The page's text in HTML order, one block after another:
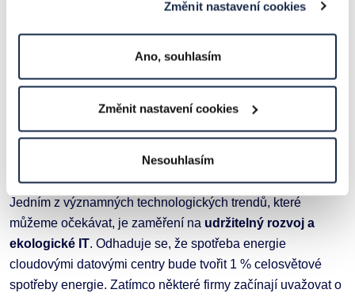
Změnit nastavení cookies
Ano, souhlasím
Změnit nastavení cookies
Nesouhlasím
citlivá data v cloudu, což zvyšuje potřebu efektivního
Compliance a regulace
: Firmy budou muset dodržovat
soukromí.
nebyla jednodušší.
5) Přechod na ekologičtější cloudová řešení
Jedním z významných technologických trendů, které
můžeme očekávat, je zaměření na udržitelný rozvoj a
ekologické IT. Odhaduje se, že spotřeba energie
cloudovými datovými centry bude tvořit 1 % celosvětové
spotřeby energie​. Zatímco některé firmy začínají uvažovat o